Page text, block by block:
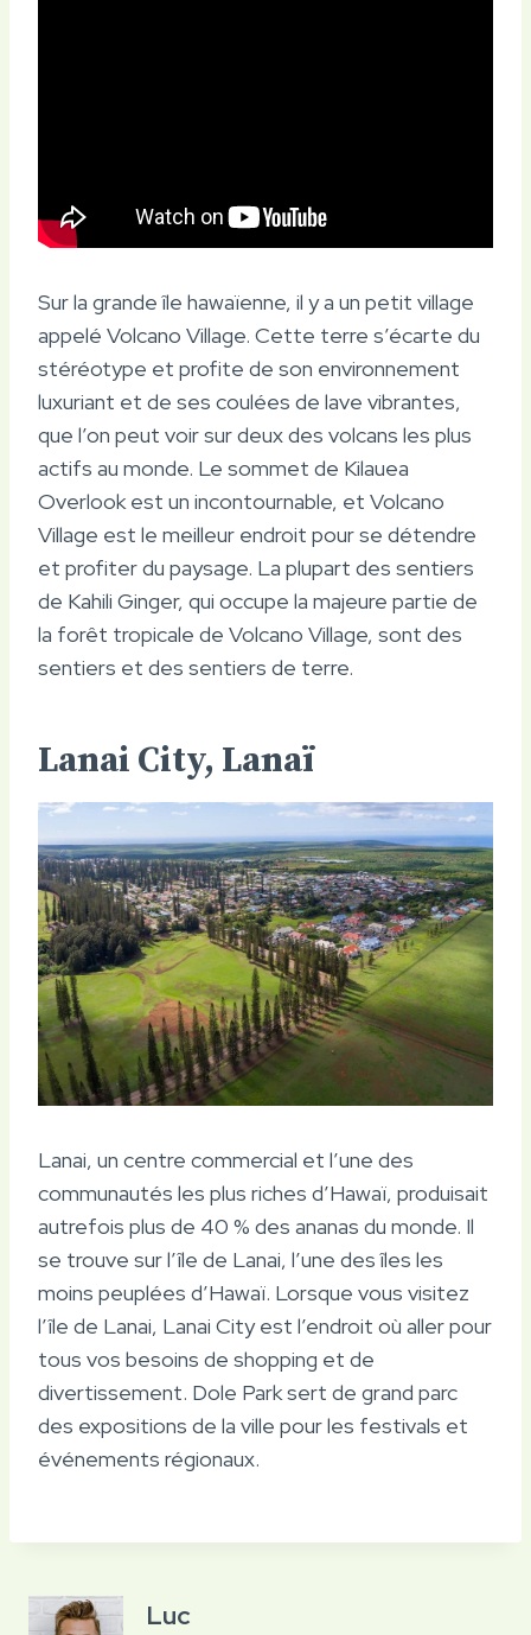
Sur la grande île hawaïenne, il y a un petit village
appelé Volcano Village. Cette terre s’écarte du
stéréotype et profite de son environnement
luxuriant et de ses coulées de lave vibrantes,
que l’on peut voir sur deux des volcans les plus
actifs au monde. Le sommet de Kilauea
Overlook est un incontournable, et Volcano
Village est le meilleur endroit pour se détendre
et profiter du paysage. La plupart des sentiers
de Kahili Ginger, qui occupe la majeure partie de
la forêt tropicale de Volcano Village, sont des
sentiers et des sentiers de terre.
Lanai City, Lanaï
Lanai, un centre commercial et l’une des
communautés les plus riches d’Hawaï, produisait
autrefois plus de 40 % des ananas du monde. Il
se trouve sur l’île de Lanai, l’une des îles les
moins peuplées d’Hawaï. Lorsque vous visitez
l’île de Lanai, Lanai City est l’endroit où aller pour
tous vos besoins de shopping et de
divertissement. Dole Park sert de grand parc
des expositions de la ville pour les festivals et
événements régionaux.
Luc